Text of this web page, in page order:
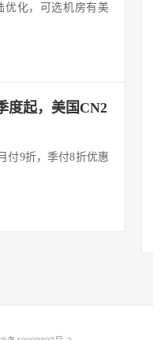
优化，可选机房有美
度起，美国CN2
付9折，季付8折优惠